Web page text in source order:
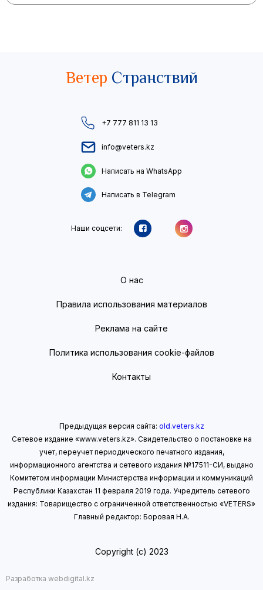
Ветер Странствий
+7 777 811 13 13
info@veters.kz
Написать на WhatsApp
Написать в Telegram
Наши соцсети:
О нас
Правила использования материалов
Реклама на сайте
Политика использования cookie-файлов
Контакты
Предыдущая версия сайта: old.veters.kz
Сетевое издание «www.veters.kz». Свидетельство о постановке на
учет, переучет периодического печатного издания,
информационного агентства и сетевого издания №17511-СИ, выдано
Комитетом информации Министерства информации и коммуникаций
Республики Казахстан 11 февраля 2019 года. Учредитель сетевого
издания: Товарищество с ограниченной ответственностью «VETERS»
Главный редактор: Боровая Н.А.
Copyright (с) 2023
Разработка webdigital.kz